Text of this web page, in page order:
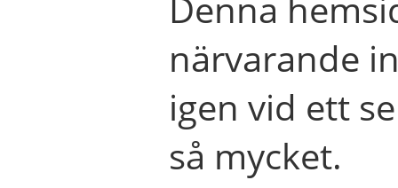
närvarande
igen vid ett
så mycket.